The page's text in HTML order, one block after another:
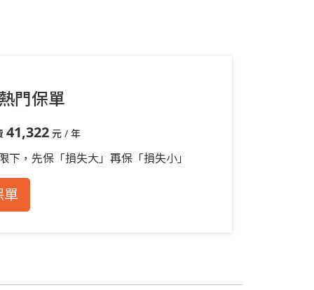
門保單
41,322元 / 年
下，先保「損失大」再保「損失小」
單